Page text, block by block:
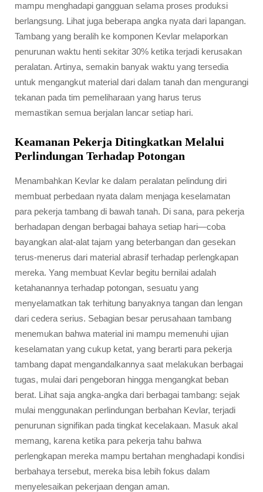
mampu menghadapi gangguan selama proses produksi
berlangsung. Lihat juga beberapa angka nyata dari lapangan.
Tambang yang beralih ke komponen Kevlar melaporkan
penurunan waktu henti sekitar 30% ketika terjadi kerusakan
peralatan. Artinya, semakin banyak waktu yang tersedia
untuk mengangkut material dari dalam tanah dan mengurangi
tekanan pada tim pemeliharaan yang harus terus
memastikan semua berjalan lancar setiap hari.
Keamanan Pekerja Ditingkatkan Melalui
Perlindungan Terhadap Potongan
Menambahkan Kevlar ke dalam peralatan pelindung diri
membuat perbedaan nyata dalam menjaga keselamatan
para pekerja tambang di bawah tanah. Di sana, para pekerja
berhadapan dengan berbagai bahaya setiap hari—coba
bayangkan alat-alat tajam yang beterbangan dan gesekan
terus-menerus dari material abrasif terhadap perlengkapan
mereka. Yang membuat Kevlar begitu bernilai adalah
ketahanannya terhadap potongan, sesuatu yang
menyelamatkan tak terhitung banyaknya tangan dan lengan
dari cedera serius. Sebagian besar perusahaan tambang
menemukan bahwa material ini mampu memenuhi ujian
keselamatan yang cukup ketat, yang berarti para pekerja
tambang dapat mengandalkannya saat melakukan berbagai
tugas, mulai dari pengeboran hingga mengangkat beban
berat. Lihat saja angka-angka dari berbagai tambang: sejak
mulai menggunakan perlindungan berbahan Kevlar, terjadi
penurunan signifikan pada tingkat kecelakaan. Masuk akal
memang, karena ketika para pekerja tahu bahwa
perlengkapan mereka mampu bertahan menghadapi kondisi
berbahaya tersebut, mereka bisa lebih fokus dalam
menyelesaikan pekerjaan dengan aman.